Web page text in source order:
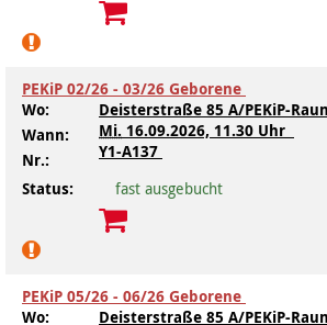
Kindertagesstätte Wiehbergstraße
Hör- und Sprachheilkindergarten
Kindertagesstätte Rosenbergstraße
Kindertagesstätte Schneiderberg
Kindertagesstätte Sylter Weg
PEKiP 02/26 - 03/26 Geborene
Wo:
Deisterstraße 85 A/PEKiP-
Wann:
Mi. 16.09.2026, 11.30 Uhr
Nr.:
Y1-A137
Status:
fast ausgebucht
PEKiP 05/26 - 06/26 Geborene
Wo:
Deisterstraße 85 A/PEKiP-